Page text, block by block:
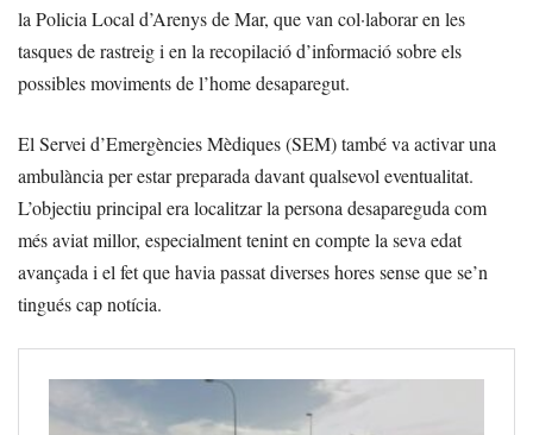
la Policia Local d’Arenys de Mar, que van col·laborar en les
tasques de rastreig i en la recopilació d’informació sobre els
possibles moviments de l’home desaparegut.
El Servei d’Emergències Mèdiques (SEM) també va activar una
ambulància per estar preparada davant qualsevol eventualitat.
L’objectiu principal era localitzar la persona desapareguda com
més aviat millor, especialment tenint en compte la seva edat
avançada i el fet que havia passat diverses hores sense que se’n
tingués cap notícia.